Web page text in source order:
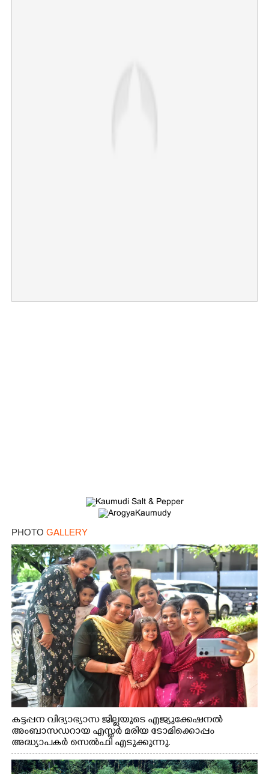
PHOTO GALLERY
കട്ടപ്പന വിദ്യാഭ്യാസ ജില്ലയുടെ എജ്യുക്കേഷനൽ
അംബാസഡറായ എസ്തർ മരിയ ടോമിക്കൊപ്പം
അദ്ധ്യാപകർ സെൽഫി എടുക്കുന്നു.